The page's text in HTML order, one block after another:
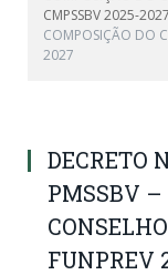
CMPSSBV 2025-2027
COMPOSIÇÃO DO
2027
DECRETO
PMSSBV –
FUNPREV